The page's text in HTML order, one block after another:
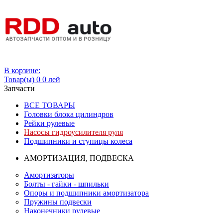
В корзине:
Товар(ы) 0 0 лей
Запчасти
ВСЕ ТОВАРЫ
Головки блока цилиндров
Рейки рулевые
Насосы гидроусилителя руля
Подшипники и ступицы колеса
АМОРТИЗАЦИЯ, ПОДВЕСКА
Амортизаторы
Болты - гайки - шпильки
Опоры и подшипники амортизатора
Пружины подвески
Наконечники рулевые